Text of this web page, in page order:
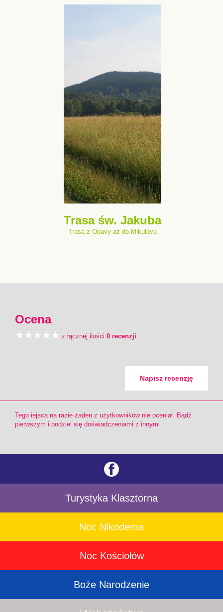
Trasa św. Jakuba
Trasa z Opavy aż do Mikulova
Ocena
z łącznej ilości 0 recenzji.
Napisz recenzję
Tego iejsca na razie żaden z użytkowników nie oceniał. Bądź
pierwszym i podziel się doświadczeniami z innymi.
Turystyka Klasztorna
Noc Nikodema
Noc Kościołów
Boże Narodzenie